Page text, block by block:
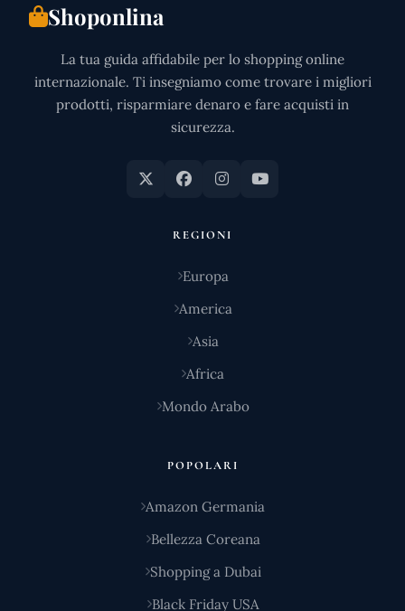
Shoponlina
La tua guida affidabile per lo shopping online
internazionale. Ti insegniamo come trovare i migliori
prodotti, risparmiare denaro e fare acquisti in
sicurezza.
REGIONI
Europa
America
Asia
Africa
Mondo Arabo
POPOLARI
Amazon Germania
Bellezza Coreana
Shopping a Dubai
Black Friday USA